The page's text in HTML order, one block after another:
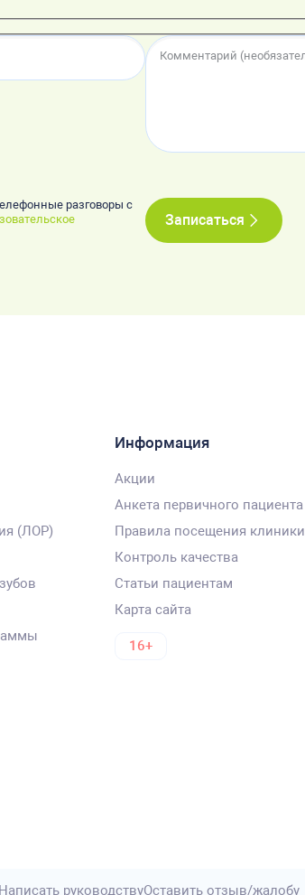
разговоры с
Записаться
(ЛОР)
Информация
Акции
Анкета первичного пациента
Правила посещения клиники
Контроль качества
Статьи пациентам
Карта сайта
16+
Написать руководствуОставить отзыв/жалобу